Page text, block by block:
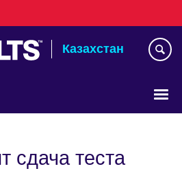
Казахстан
сдача теста